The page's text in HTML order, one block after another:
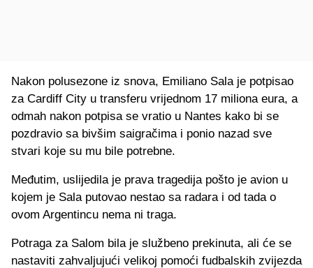
Nakon polusezone iz snova, Emiliano Sala je potpisao
za Cardiff City u transferu vrijednom 17 miliona eura, a
odmah nakon potpisa se vratio u Nantes kako bi se
pozdravio sa bivšim saigračima i ponio nazad sve
stvari koje su mu bile potrebne.
Međutim, uslijedila je prava tragedija pošto je avion u
kojem je Sala putovao nestao sa radara i od tada o
ovom Argentincu nema ni traga.
Potraga za Salom bila je službeno prekinuta, ali će se
nastaviti zahvaljujući velikoj pomoći fudbalskih zvijezda